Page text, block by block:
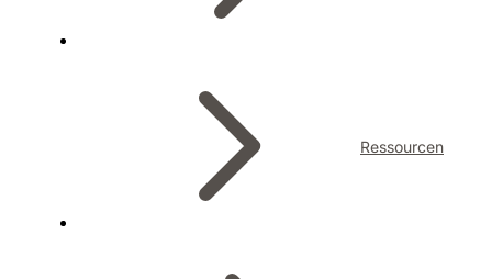
Ressourcen